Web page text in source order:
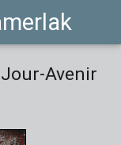
Avenir